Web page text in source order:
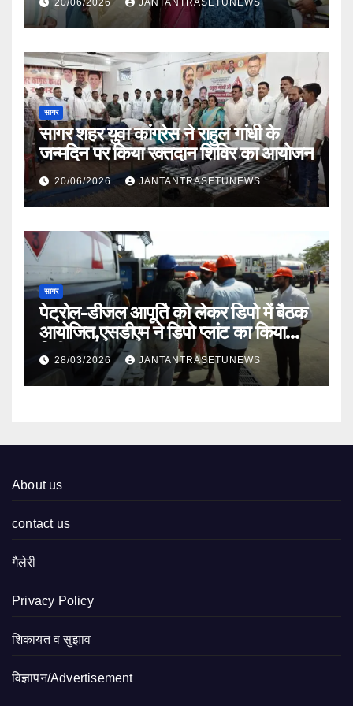
सागर
सागर शहर युवा कांग्रेस ने राहुल गांधी के
जन्मदिन पर किया रक्तदान शिविर का आयोजन
20/06/2026 JANTANTRASETUNEWS
सागर
पेट्रोल-डीजल आपूर्ति को लेकर डिपो में बैठक
आयोजित,एसडीएम ने डिपो प्लांट का किया
निरीक्षण
28/03/2026 JANTANTRASETUNEWS
About us
contact us
गैलेरी
Privacy Policy
शिकायत व सुझाव
विज्ञापन/Advertisement